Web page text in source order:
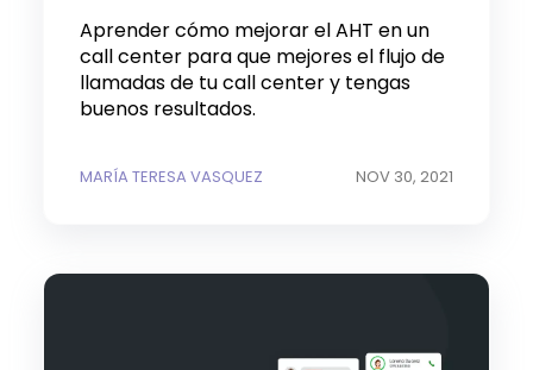
Aprender cómo mejorar el AHT en un
call center para que mejores el flujo de
llamadas de tu call center y tengas
buenos resultados.
MARÍA TERESA VASQUEZ NOV 30, 2021